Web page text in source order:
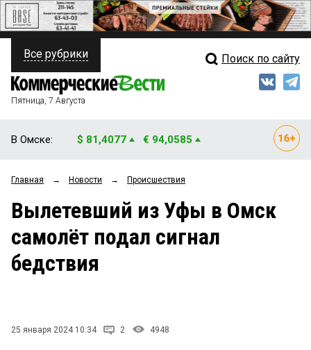
ПОЛИТИКА
ФИНАНСЫ
ОБЩЕСТВО
ЗАКОН
НОВОСТИ КОМПАНИЙ
Свежий выпуск
Мнения
Рейтинги
Блоги
Все рубрики Поиск по сайту
Пятница, 7 Августа
В Омске: $ 81,4077 € 94,0585
Главная → Новости → Происшествия
Вылетевший из Уфы в Омск
самолёт подал сигнал
бедствия
25 января 2024 10:34 2 4948